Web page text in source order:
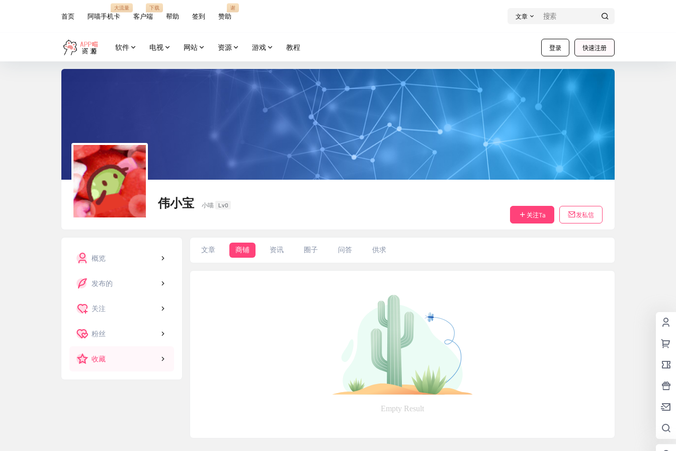
首页 阿喵手机卡
大流量
客户端
下载
帮助 签到 赞助
谢
文章
登录 快速注册
软件 电视 网站 资源 游戏 教程
伟小宝 小喵
Lv0
关注Ta
发私信
概览
发布的
关注
粉丝
收藏
文章 商铺 资讯 圈子 问答 供求
Empty Result